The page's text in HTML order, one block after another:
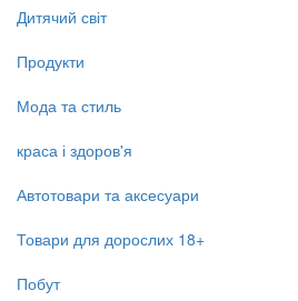
Дитячий світ
Продукти
Мода та стиль
краса і здоров'я
Автотовари та аксесуари
Товари для дорослих 18+
Побут